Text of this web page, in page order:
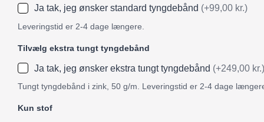
Ja tak, jeg ønsker standard tyngdebånd (+99,00 kr.)
Leveringstid er 2-4 dage længere.
Tilvælg ekstra tungt tyngdebånd
Ja tak, jeg ønsker ekstra tungt tyngdebånd (+249,00 kr.)
Tungt tyngdebånd i zink, 50 g/m. Leveringstid er 2-4 dage
Kun stof